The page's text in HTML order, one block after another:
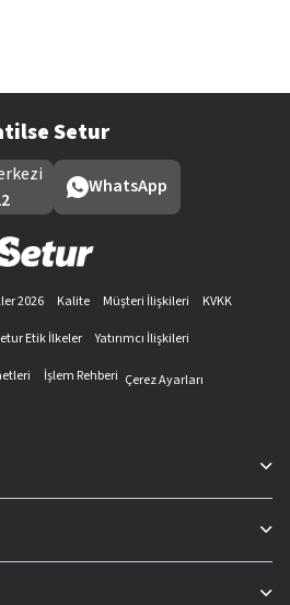
Setur
WhatsApp
2026 Kalite Müşteri İlişkileri
KVKK
Etik İlkeler
Yatırımcı İlişkileri
İşlem Rehberi Çerez Ayarları